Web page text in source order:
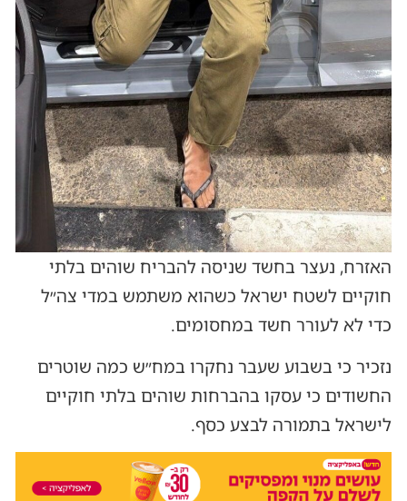
האזרח, נעצר בחשד שניסה להבריח שוהים בלתי
חוקיים לשטח ישראל כשהוא משתמש במדי צה״ל
כדי לא לעורר חשד במחסומים.
נזכיר כי בשבוע שעבר נחקרו במח״ש כמה שוטרים
החשודים כי עסקו בהברחות שוהים בלתי חוקיים
לישראל בתמורה לבצע כסף.